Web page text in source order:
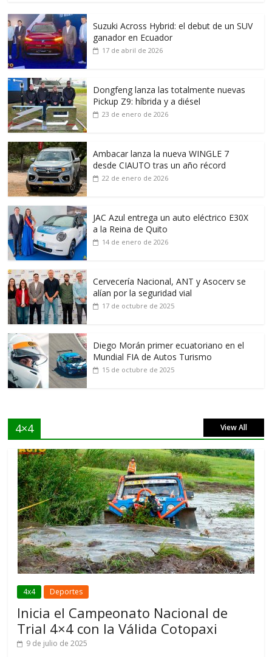
Suzuki Across Hybrid: el debut de un SUV
ganador en Ecuador
17 de abril de 2026
Dongfeng lanza las totalmente nuevas
Pickup Z9: híbrida y a diésel
23 de enero de 2026
Ambacar lanza la nueva WINGLE 7
desde CIAUTO tras un año récord
22 de enero de 2026
JAC Azul entrega un auto eléctrico E30X
a la Reina de Quito
14 de enero de 2026
Cervecería Nacional, ANT y Asocerv se
alían por la seguridad vial
17 de octubre de 2025
Diego Morán primer ecuatoriano en el
Mundial FIA de Autos Turismo
15 de octubre de 2025
4×4 View All
4x4 Deportes
Inicia el Campeonato Nacional de
Trial 4×4 con la Válida Cotopaxi
9 de julio de 2025